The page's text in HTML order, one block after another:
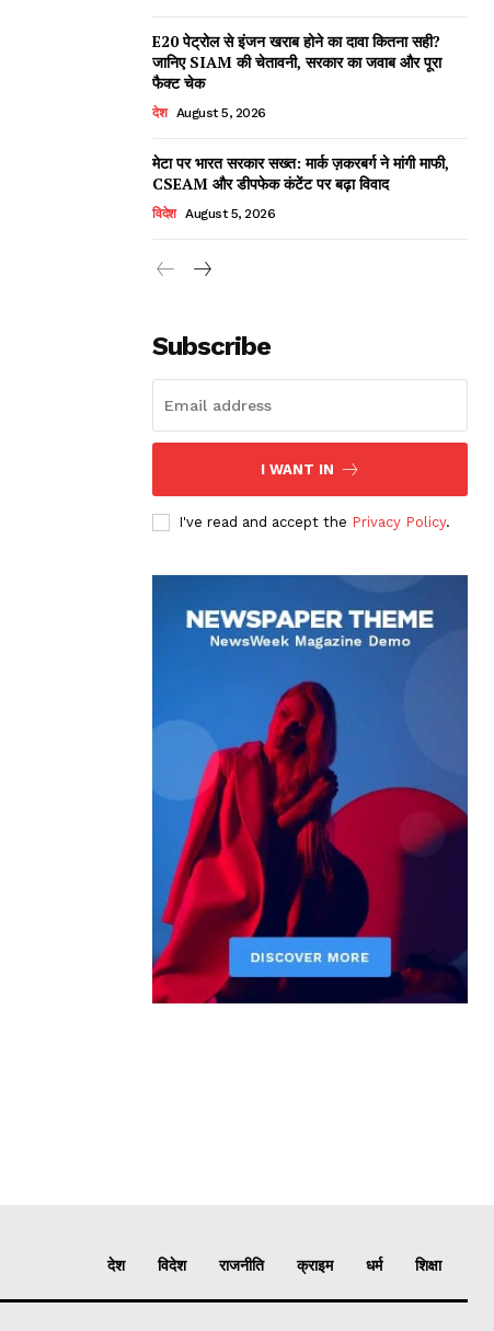
E20 पेट्रोल से इंजन खराब होने का दावा कितना सही?
जानिए SIAM की चेतावनी, सरकार का जवाब और पूरा
फैक्ट चेक
देश August 5, 2026
मेटा पर भारत सरकार सख्त: मार्क ज़करबर्ग ने मांगी माफी,
CSEAM और डीपफेक कंटेंट पर बढ़ा विवाद
विदेश August 5, 2026
Subscribe
I WANT IN
I've read and accept the Privacy Policy.
देश विदेश राजनीति क्राइम धर्म शिक्षा